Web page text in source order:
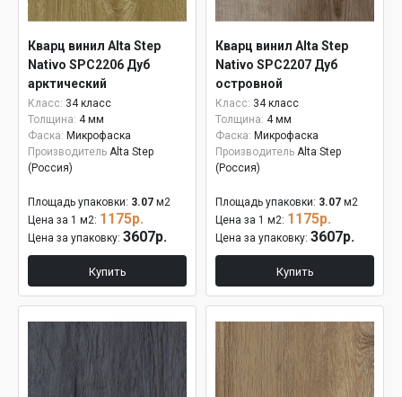
Кварц винил Alta Step
Nativo SPC2206 Дуб
арктический
Класс: 34 класс
Толщина: 4 мм
Фаска: Микрофаска
Производитель Alta Step
(Россия)
Площадь упаковки: 3.07 м2
Цена за 1 м2: 1175р.
Цена за упаковку: 3607р.
Купить
Кварц винил Alta Step
Nativo SPC2207 Дуб
островной
Класс: 34 класс
Толщина: 4 мм
Фаска: Микрофаска
Производитель Alta Step
(Россия)
Площадь упаковки: 3.07 м2
Цена за 1 м2: 1175р.
Цена за упаковку: 3607р.
Купить